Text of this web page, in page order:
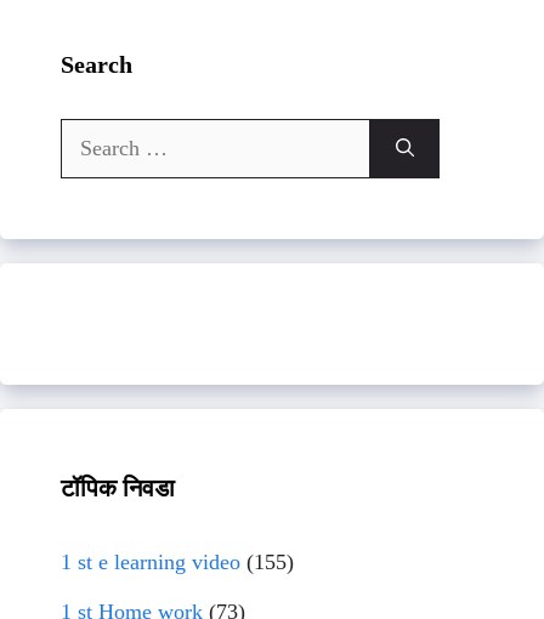
Search
Search
for:
टॉपिक निवडा
1 st e learning video (155)
1 st Home work (73)